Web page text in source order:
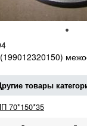
товары
70*150*35